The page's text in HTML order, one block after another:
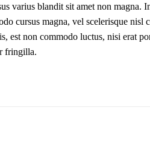
varius blandit sit amet non magna.
cursus magna, vel scelerisque
est non commodo luctus, nisi erat
fringilla.